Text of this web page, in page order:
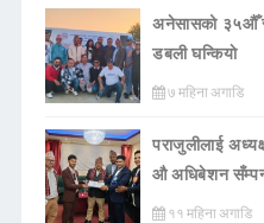
अनेसासको ३५औँ
डबली घन्कियाे
७ महिना अगाडि
पराजुलीलाई
औ अधिबेशन
११ महिना अगाडि